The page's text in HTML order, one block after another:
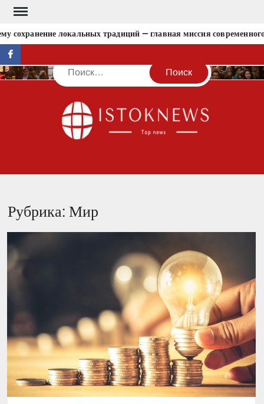
Перейти
содержимомулокальных традиций — главная миссия современного
facebook
Поиск
Рубрика:Мир